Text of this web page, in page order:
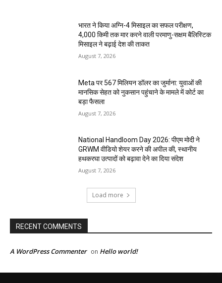
भारत ने किया अग्नि-4 मिसाइल का सफल परीक्षण,
4,000 किमी तक मार करने वाली परमाणु-सक्षम बैलिस्टिक
मिसाइल ने बढ़ाई देश की ताकत
August 7, 2026
Meta पर 567 मिलियन डॉलर का जुर्माना: युवाओं की
मानसिक सेहत को नुकसान पहुंचाने के मामले में कोर्ट का
बड़ा फैसला
August 7, 2026
National Handloom Day 2026: पीएम मोदी ने
GRWM वीडियो शेयर करने की अपील की, स्थानीय
हथकरघा उत्पादों को बढ़ावा देने का दिया संदेश
August 7, 2026
Load more
RECENT COMMENTS
A WordPress Commenter on Hello world!